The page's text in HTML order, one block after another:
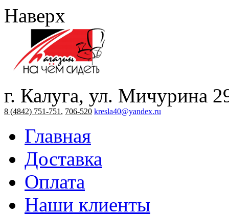
Наверх
г. Калуга, ул. Мичурина
8 (4842) 751-751 , 706-520 kresla40@yandex.ru
Главная
Доставка
Оплата
Наши клиенты